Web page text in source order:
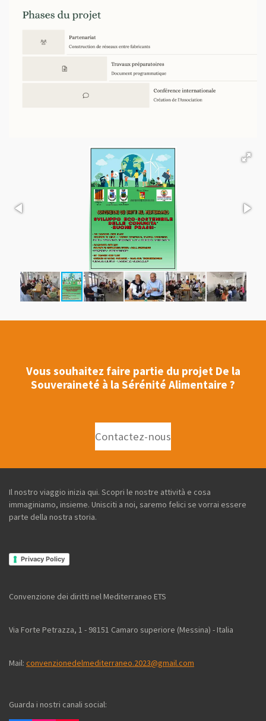
Vous souhaitez faire partie du projet De la
Souveraineté à la Sérénité Alimentaire ?
Contactez-nous
Il nostro viaggio inizia qui. Scopri le nostre attività e cosa
immaginiamo, insieme. Unisciti a noi, saremo felici se vorrai essere
parte della nostra storia.
Privacy Policy
Convenzione dei diritti nel Mediterraneo ETS
Via Forte Petrazza, 1 - 98151 Camaro superiore (Messina) - Italia
Mail: convenzionedelmediterraneo.2023@gmail.com
Guarda i nostri canali social: